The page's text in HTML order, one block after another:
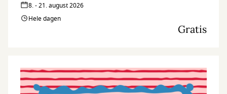
8. - 21. august 2026
Hele dagen
Gratis